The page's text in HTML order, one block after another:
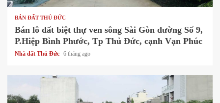
BÁN ĐẤT THỦ ĐỨC
Bán lô đất biệt thự ven sông Sài Gòn đường Số 9,
P.Hiệp Bình Phước, Tp Thủ Đức, cạnh Vạn Phúc
Nhà đất Thủ Đức 6 tháng ago